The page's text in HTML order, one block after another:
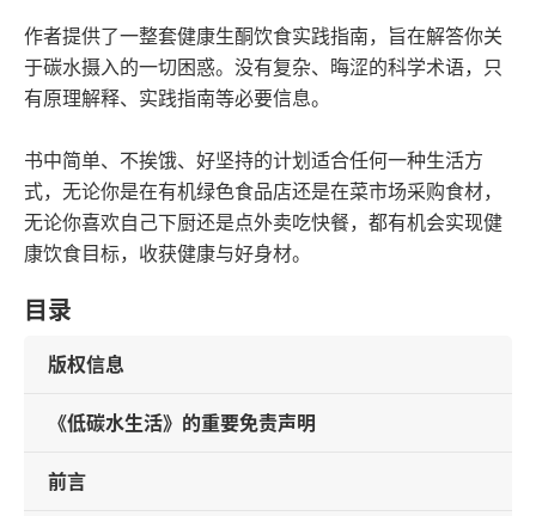
作者提供了一整套健康生酮饮食实践指南，旨在解答你关
于碳水摄入的一切困惑。没有复杂、晦涩的科学术语，只
有原理解释、实践指南等必要信息。
书中简单、不挨饿、好坚持的计划适合任何一种生活方
式，无论你是在有机绿色食品店还是在菜市场采购食材，
无论你喜欢自己下厨还是点外卖吃快餐，都有机会实现健
康饮食目标，收获健康与好身材。
目录
版权信息
《低碳水生活》的重要免责声明
前言